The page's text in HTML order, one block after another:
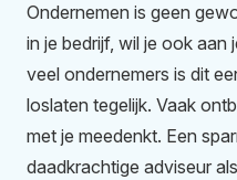
Ondernemen is geen
in je bedrijf, wil je ook aan
veel ondernemers is dit
loslaten tegelijk. Vaak
met je meedenkt. Een
daadkrachtige adviseur